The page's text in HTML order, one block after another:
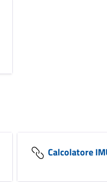
Calcolatore